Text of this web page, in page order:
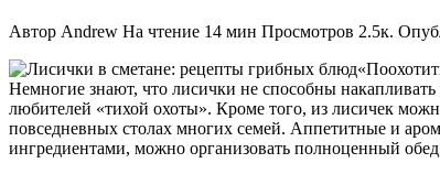
Автор Andrew На чтение 14 мин Просмотров 2.5к.
Немногие знают, что лисички не способны
любителей «тихой охоты». Кроме того, из лисичек
повседневных столах многих семей. Аппетитные и
ингредиентами, можно организовать полноценный